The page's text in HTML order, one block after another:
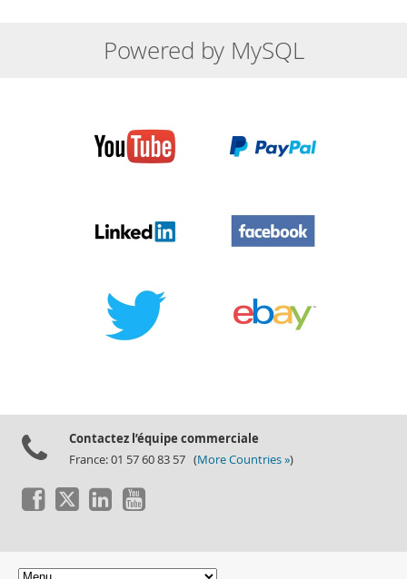
Powered by MySQL
Contactez l’équipe commerciale
France: 01 57 60 83 57 (More Countries »)